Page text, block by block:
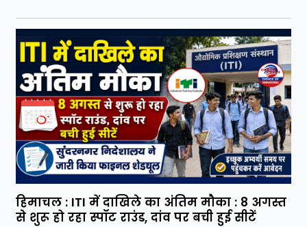
हिमाचल : ITI में दाखिले का अंतिम मौका : 8 अगस्त
से शुरू हो रहा स्पॉट राउंड, दांव पर बची हुई सीटें